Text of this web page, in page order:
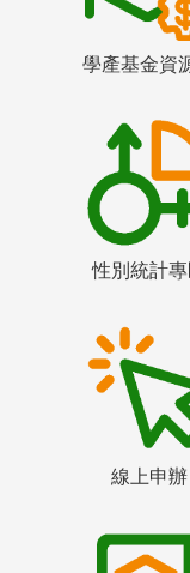
學產基金資
性別統計專
線上申辦